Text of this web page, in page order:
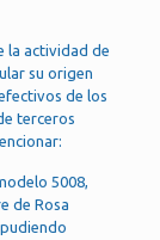
la actividad de
su origen
de los
terceros
5008,
de Rosa